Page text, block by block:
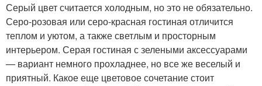
Серый цвет считается холодным, но это не обязательно.
Серо-розовая или серо-красная гостиная отличится
теплом и уютом, а также светлым и просторным
интерьером. Серая гостиная с зелеными аксессуарами
— вариант немного прохладнее, но все же веселый и
приятный. Какое еще цветовое сочетание стоит